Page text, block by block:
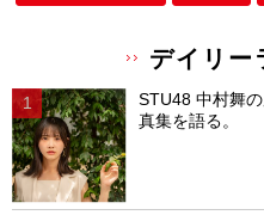
デイリー
STU48 中村舞
真集を語る。